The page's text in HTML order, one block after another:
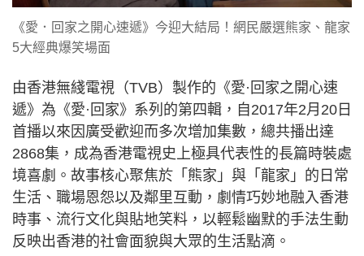
《愛．回家之開心速遞》今迎大結局！網民嚴選熊家、龍家
5大經典爆笑場面
由香港無綫電視（TVB）製作的《愛·回家之開心速
遞》為《愛·回家》系列的第四輯，自2017年2月20日
首播以來因廣受歡迎而多次增加集數，總共播出達
2868集，成為香港電視史上極具代表性的長篇時裝處
境喜劇。故事核心聚焦於「熊家」與「龍家」的日常
生活、職場恩怨以及鄰里互動，劇情巧妙地融入香港
時事、流行文化與貼地笑料，以輕鬆幽默的手法生動
反映出香港的社會面貌與大眾的生活點滴。